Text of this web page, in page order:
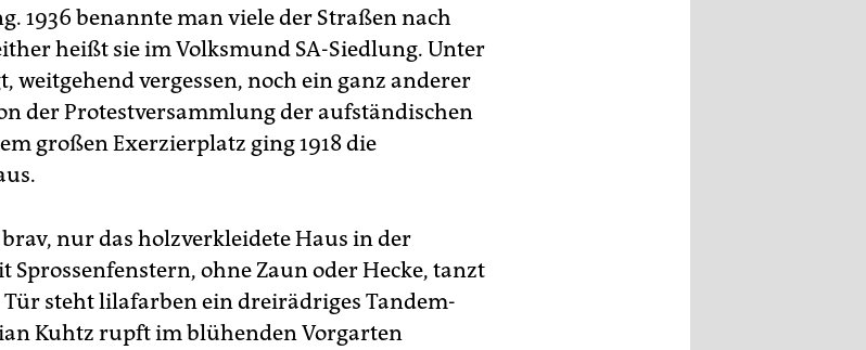
1936 benannte man viele der Straßen nach
heißt sie im Volksmund SA-Siedlung. Unter
weitgehend vergessen, noch ein ganz anderer
der Protestversammlung der aufständischen
großen Exerzierplatz ging 1918 die
nur das holzverkleidete Haus in der
Sprossenfenstern, ohne Zaun oder Hecke, tanzt
Tür steht lilafarben ein dreirädriges Tandem-
Kuhtz rupft im blühenden Vorgarten